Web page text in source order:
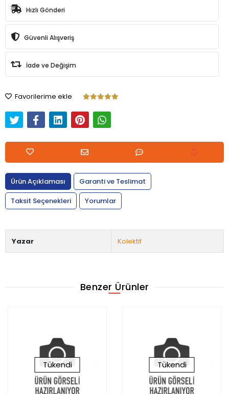
Hızlı Gönderi
Güvenli Alışveriş
İade ve Değişim
Favorilerime ekle
Ürün Açıklaması
Garanti ve Teslimat
Taksit Seçenekleri
Yorumlar
Yazar Kolektif
Benzer Ürünler
Tükendi Tükendi